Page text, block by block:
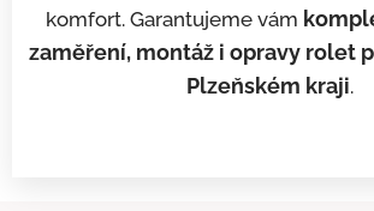
komfort. Garantujeme vám
zaměření, montáž i opravy rolet
Plzeňském kraji.